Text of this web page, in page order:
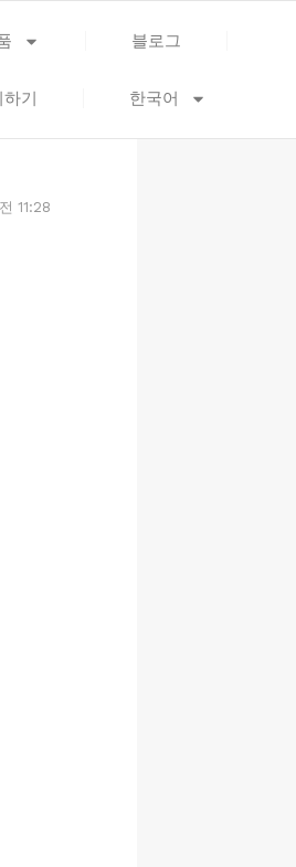
블로그
하기 한국어
11:28